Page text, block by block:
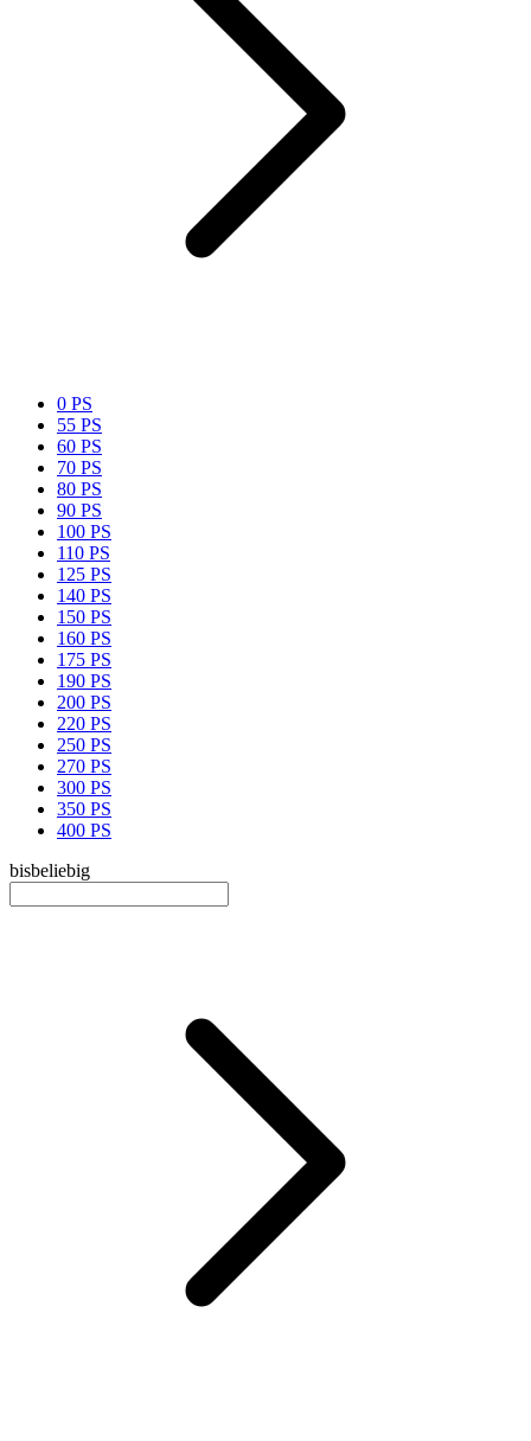
0 PS
55 PS
60 PS
70 PS
80 PS
90 PS
100 PS
110 PS
125 PS
140 PS
150 PS
160 PS
175 PS
190 PS
200 PS
220 PS
250 PS
270 PS
300 PS
350 PS
400 PS
bisbeliebig